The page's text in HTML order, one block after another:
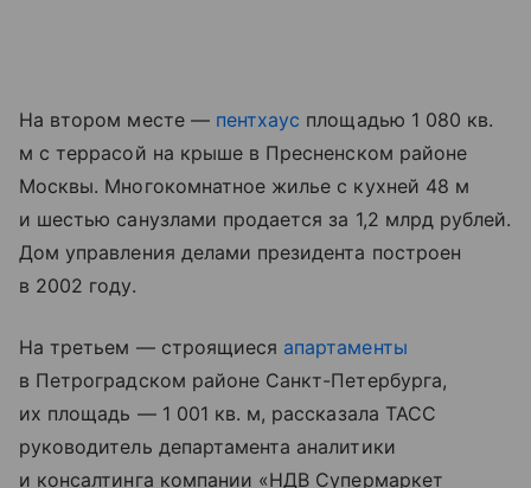
На втором месте — пентхаус площадью 1 080 кв.
м с террасой на крыше в Пресненском районе
Москвы. Многокомнатное жилье с кухней 48 м
и шестью санузлами продается за 1,2 млрд рублей.
Дом управления делами президента построен
в 2002 году.
На третьем — строящиеся апартаменты
в Петроградском районе Санкт-Петербурга,
их площадь — 1 001 кв. м, рассказала ТАСС
руководитель департамента аналитики
и консалтинга компании «НДВ Супермаркет